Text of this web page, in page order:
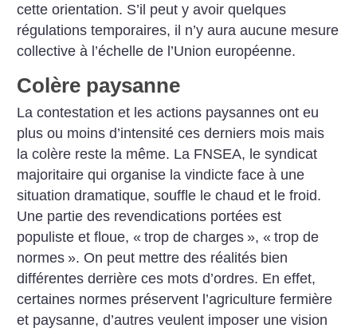
cette orientation. S’il peut y avoir quelques
régulations temporaires, il n’y aura aucune mesure
collective à l’échelle de l’Union européenne.
Colère paysanne
La contestation et les actions paysannes ont eu
plus ou moins d’intensité ces derniers mois mais
la colère reste la même. La FNSEA, le syndicat
majoritaire qui organise la vindicte face à une
situation dramatique, souffle le chaud et le froid.
Une partie des revendications portées est
populiste et floue, « trop de charges », « trop de
normes ». On peut mettre des réalités bien
différentes derrière ces mots d’ordres. En effet,
certaines normes préservent l’agriculture fermière
et paysanne, d’autres veulent imposer une vision